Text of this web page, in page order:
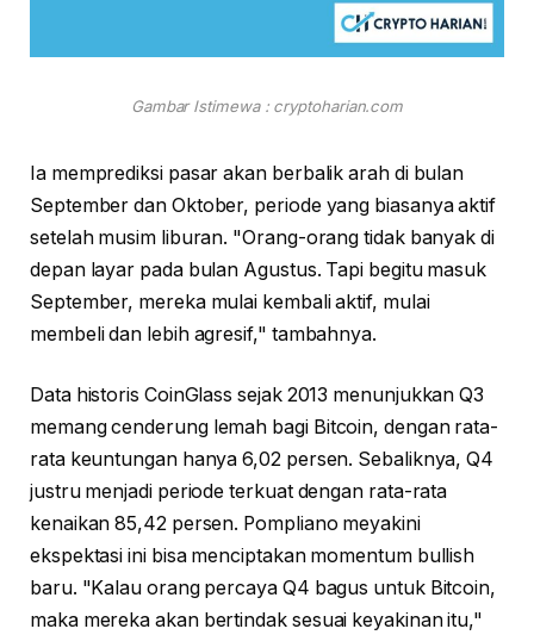
Gambar Istimewa : cryptoharian.com
Ia memprediksi pasar akan berbalik arah di bulan
September dan Oktober, periode yang biasanya aktif
setelah musim liburan. "Orang-orang tidak banyak di
depan layar pada bulan Agustus. Tapi begitu masuk
September, mereka mulai kembali aktif, mulai
membeli dan lebih agresif," tambahnya.
Data historis CoinGlass sejak 2013 menunjukkan Q3
memang cenderung lemah bagi Bitcoin, dengan rata-
rata keuntungan hanya 6,02 persen. Sebaliknya, Q4
justru menjadi periode terkuat dengan rata-rata
kenaikan 85,42 persen. Pompliano meyakini
ekspektasi ini bisa menciptakan momentum bullish
baru. "Kalau orang percaya Q4 bagus untuk Bitcoin,
maka mereka akan bertindak sesuai keyakinan itu,"